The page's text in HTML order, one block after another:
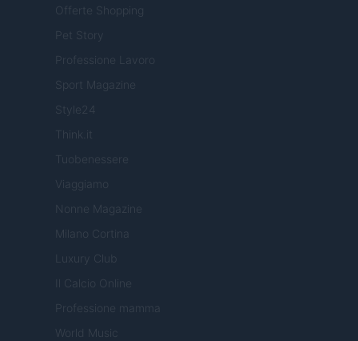
Offerte Shopping
Pet Story
Professione Lavoro
Sport Magazine
Style24
Think.it
Tuobenessere
Viaggiamo
Nonne Magazine
Milano Cortina
Luxury Club
Il Calcio Online
Professione mamma
World Music